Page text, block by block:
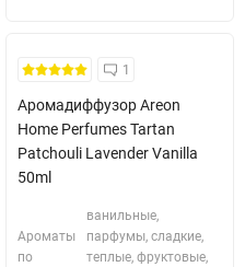
1
Аромадиффузор Areon
Home Perfumes Tartan
Patchouli Lavender Vanilla
50ml
Ароматы
по
ванильные,
парфумы, сладкие,
теплые, фруктовые,